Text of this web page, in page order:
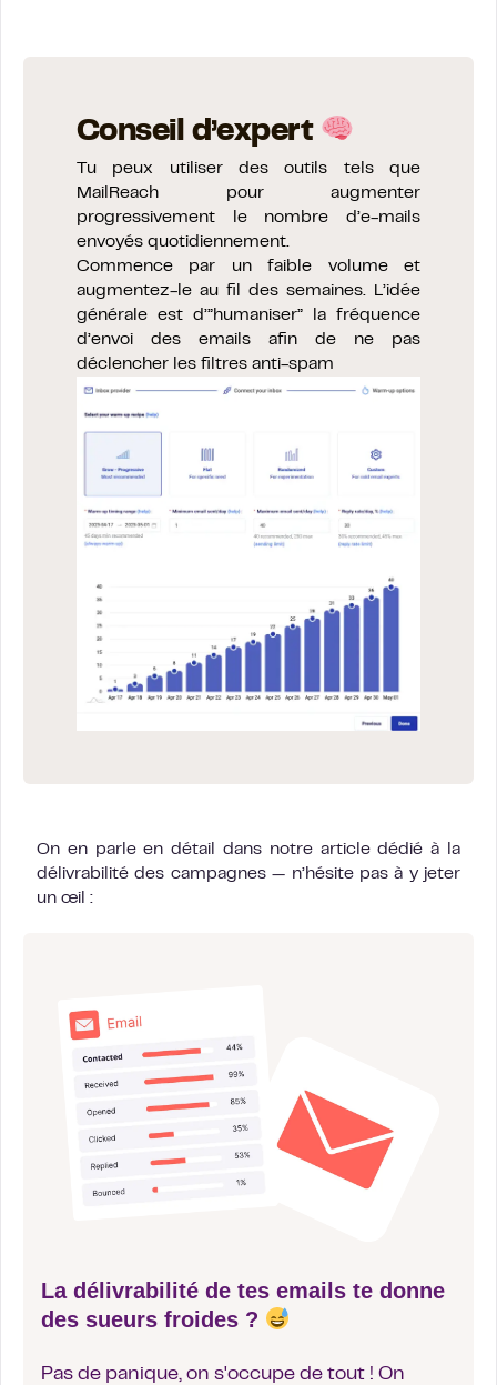
Conseil d’expert
Tu peux utiliser des outils tels que
MailReach pour augmenter
progressivement le nombre d’e-mails
envoyés quotidiennement.
Commence par un faible volume et
augmentez-le au fil des semaines. L’idée
générale est d’”humaniser” la fréquence
d’envoi des emails afin de ne pas
déclencher les filtres anti-spam
On en parle en détail dans notre article dédié à la
délivrabilité des campagnes — n’hésite pas à y jeter
un œil :
La délivrabilité de tes emails te donne
des sueurs froides ?
Pas de panique, on s'occupe de tout ! On